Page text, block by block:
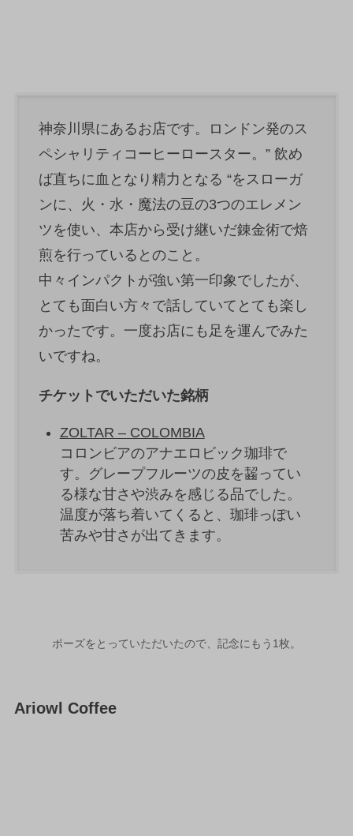
神奈川県にあるお店です。ロンドン発のス
ペシャリティコーヒーロースター。” 飲め
ば直ちに血となり精力となる “をスローガ
ンに、火・水・魔法の豆の3つのエレメン
ツを使い、本店から受け継いだ錬金術で焙
煎を行っているとのこと。
中々インパクトが強い第一印象でしたが、
とても面白い方々で話していてとても楽し
かったです。一度お店にも足を運んでみた
いですね。
チケットでいただいた銘柄
ZOLTAR – COLOMBIA
コロンビアのアナエロビック珈琲で
す。グレープフルーツの皮を齧ってい
る様な甘さや渋みを感じる品でした。
温度が落ち着いてくると、珈琲っぽい
苦みや甘さが出てきます。
ポーズをとっていただいたので、記念にもう1枚。
Ariowl Coffee